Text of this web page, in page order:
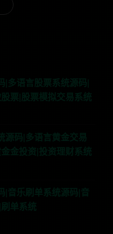
|多语言股票系统源码|
票|股票模拟交易系统
源码|多语言黄金交易
金投资|投资理财系统
|音乐刷单系统源码|音
单系统